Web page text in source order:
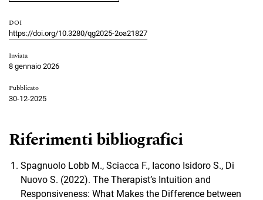
DOI
https://doi.org/10.3280/qg2025-2oa21827
Inviata
8 gennaio 2026
Pubblicato
30-12-2025
Riferimenti bibliografici
Spagnuolo Lobb M., Sciacca F., Iacono Isidoro S., Di
Nuovo S. (2022). The Therapist’s Intuition and
Responsiveness: What Makes the Difference between